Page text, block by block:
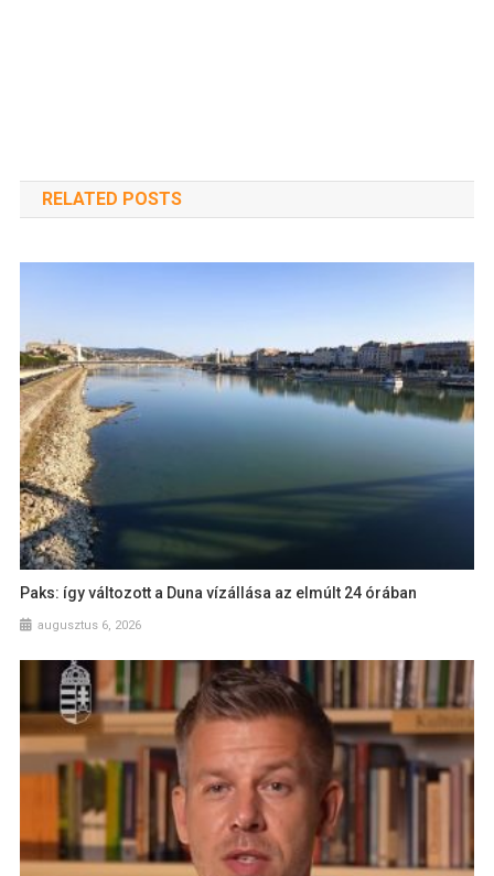
RELATED POSTS
Paks: így változott a Duna vízállása az elmúlt 24 órában
augusztus 6, 2026